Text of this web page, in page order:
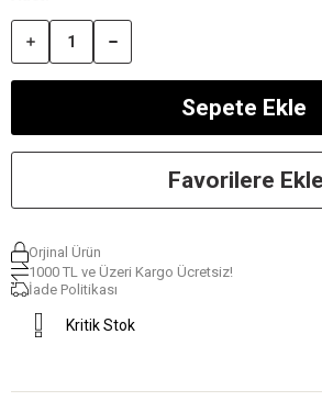
Favorilere Ekle
Orjinal Ürün
1000 TL ve Üzeri Kargo Ücretsiz!
İade Politikası
Kritik Stok